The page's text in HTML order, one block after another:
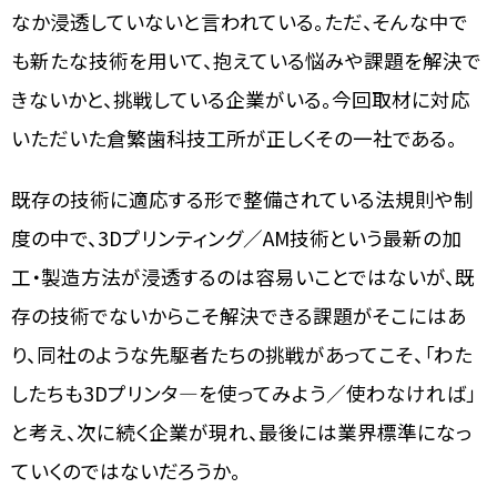
なか浸透していないと言われている。ただ、そんな中で
も新たな技術を用いて、抱えている悩みや課題を解決で
きないかと、挑戦している企業がいる。今回取材に対応
いただいた倉繁歯科技工所が正しくその一社である。
既存の技術に適応する形で整備されている法規則や制
度の中で、3Dプリンティング／AM技術という最新の加
工・製造方法が浸透するのは容易いことではないが、既
存の技術でないからこそ解決できる課題がそこにはあ
り、同社のような先駆者たちの挑戦があってこそ、「わた
したちも3Dプリンタ―を使ってみよう／使わなければ」
と考え、次に続く企業が現れ、最後には業界標準になっ
ていくのではないだろうか。